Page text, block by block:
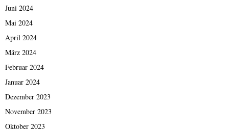
Juni 2024
Mai 2024
April 2024
März 2024
Februar 2024
Januar 2024
Dezember 2023
November 2023
Oktober 2023